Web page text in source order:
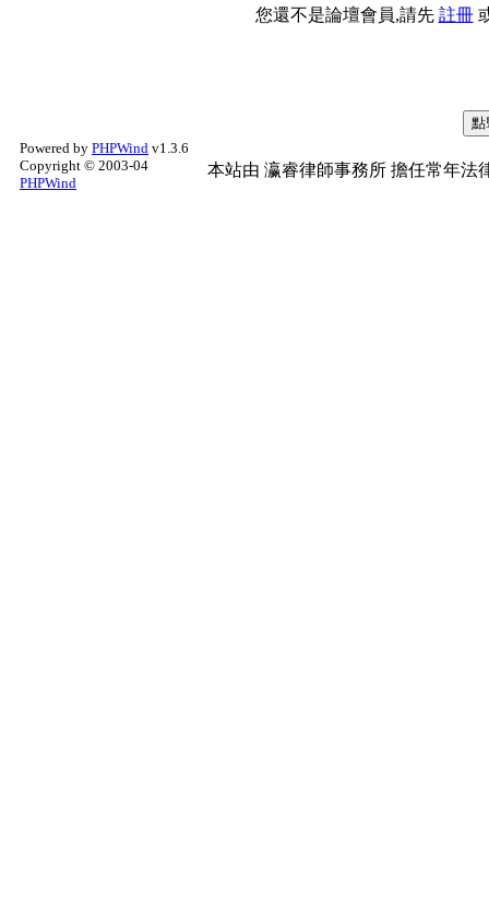
您還不是論壇會員,請先 註冊
Powered by PHPWind v1.3.6
Copyright © 2003-04
PHPWind
本站由 瀛睿律師事務所 擔任常年法